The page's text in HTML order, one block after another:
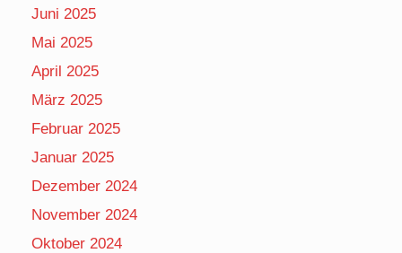
Juni 2025
Mai 2025
April 2025
März 2025
Februar 2025
Januar 2025
Dezember 2024
November 2024
Oktober 2024